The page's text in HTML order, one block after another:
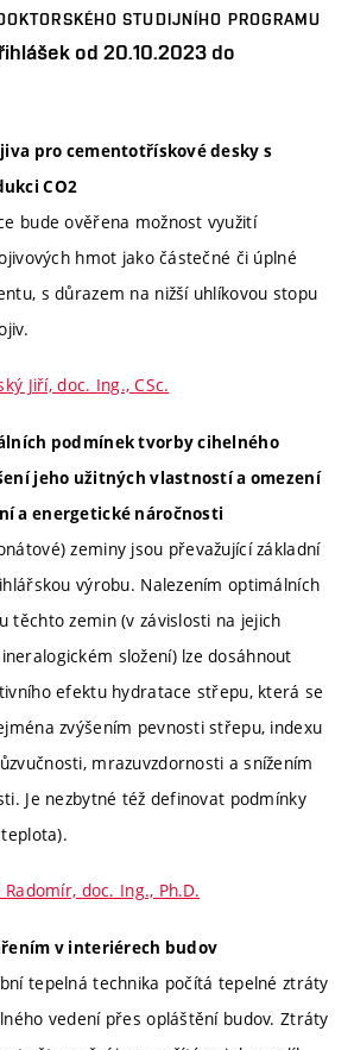
STUDIJNÍHO PROGRAMU
od 20.10.2023 do
pro cementotřískové desky s
CO2
bude ověřena možnost využití
hmot jako částečné či úplné
s důrazem na nižší uhlíkovou stopu
Jiří, doc. Ing., CSc.
podmínek tvorby cihelného
jeho užitných vlastností a omezení
a energetické náročnosti
zeminy jsou převažující základní
výrobu. Nalezením optimálních
těchto zemin (v závislosti na jejich
složení) lze dosáhnout
efektu hydratace střepu, která se
zvýšením pevnosti střepu, indexu
mrazuvzdornosti a snížením
Je nezbytné též definovat podmínky
Radomír, doc. Ing., Ph.D.
v interiérech budov
tepelná technika počítá tepelné ztráty
vedení přes opláštění budov. Ztráty